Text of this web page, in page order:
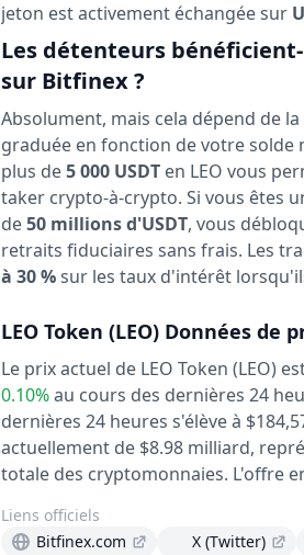
jeton est activement échangée sur
Les détenteurs
sur Bitfinex ?
Absolument, mais cela dépend de
graduée en fonction de votre solde
plus de5 000 USDT en LEO vous
taker crypto-à-crypto. Si vous êtes
de50 millions d'USDT, vous
retraits fiduciaires sans frais. Les
à 30 %sur les taux d'intérêt
LEO Token (LEO) Données de
Le prix actuel de LEO Token (LEO)
0.10%au cours des dernières 24
dernières 24 heures s'élève à
actuellement de $8.98 milliard,
totale des cryptomonnaies. L'offre
Liens officiels
Bitfinex.com
X (Twitter)